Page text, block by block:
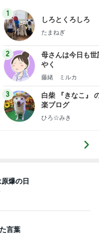
1
しろとくろしろ
たまねぎ
2
母さんは今日も世
やく
藤緒 ミルカ
3
白柴 『きなこ』
楽ブログ
ひろ☆みき
爆の日
言葉